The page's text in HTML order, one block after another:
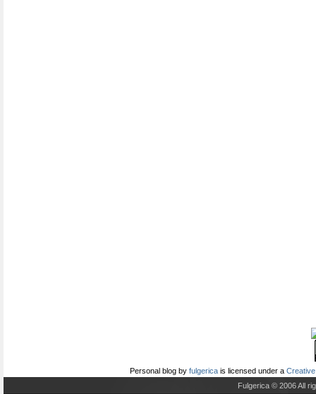
Personal blog by fulgerica is licensed under a
Fulgerica © 2006 All